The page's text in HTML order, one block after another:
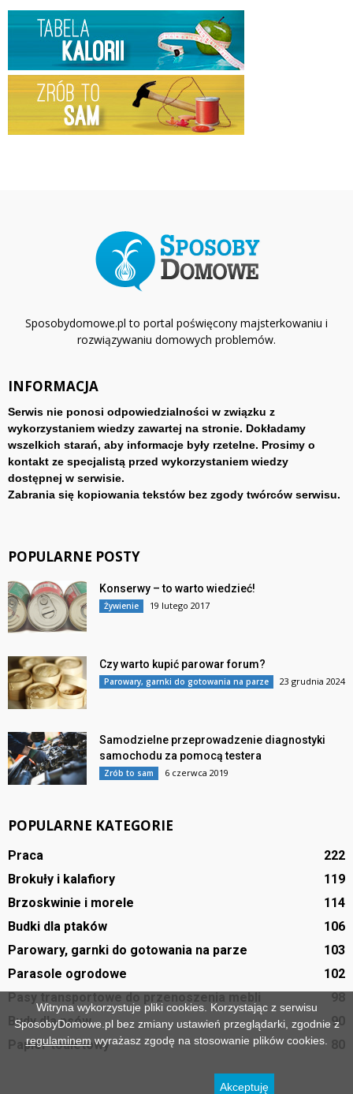
Witryna wykorzystuje pliki cookies. Korzystając z serwisu
SposobyDomowe.pl bez zmiany ustawień przeglądarki, zgodnie z
regulaminemwyrażasz zgodę na stosowanie plików cookies.
Akceptuję
Sposobydomowe.pl to portal poświęcony majsterkowaniu i
rozwiązywaniu domowych problemów.
INFORMACJA
Serwis nie ponosi odpowiedzialności w związku z
wykorzystaniem wiedzy zawartej na stronie. Dokładamy
wszelkich starań, aby informacje były rzetelne. Prosimy o
kontakt ze specjalistą przed wykorzystaniem wiedzy
dostępnej w serwisie.
Zabrania się kopiowania tekstów bez zgody twórców serwisu.
POPULARNE POSTY
Konserwy – to warto wiedzieć!
Żywienie 19 lutego 2017
Czy warto kupić parowar forum?
Parowary, garnki do gotowania na parze 23 grudnia 2024
Samodzielne przeprowadzenie diagnostyki
samochodu za pomocą testera
Zrób to sam 6 czerwca 2019
POPULARNE KATEGORIE
Praca
222
Brokuły i kalafiory
119
Brzoskwinie i morele
114
Budki dla ptaków
106
Parowary, garnki do gotowania na parze
103
Parasole ogrodowe
102
Pasy transportowe do przenoszenia mebli
98
Budy dla psów
90
Papier toaletowy
80